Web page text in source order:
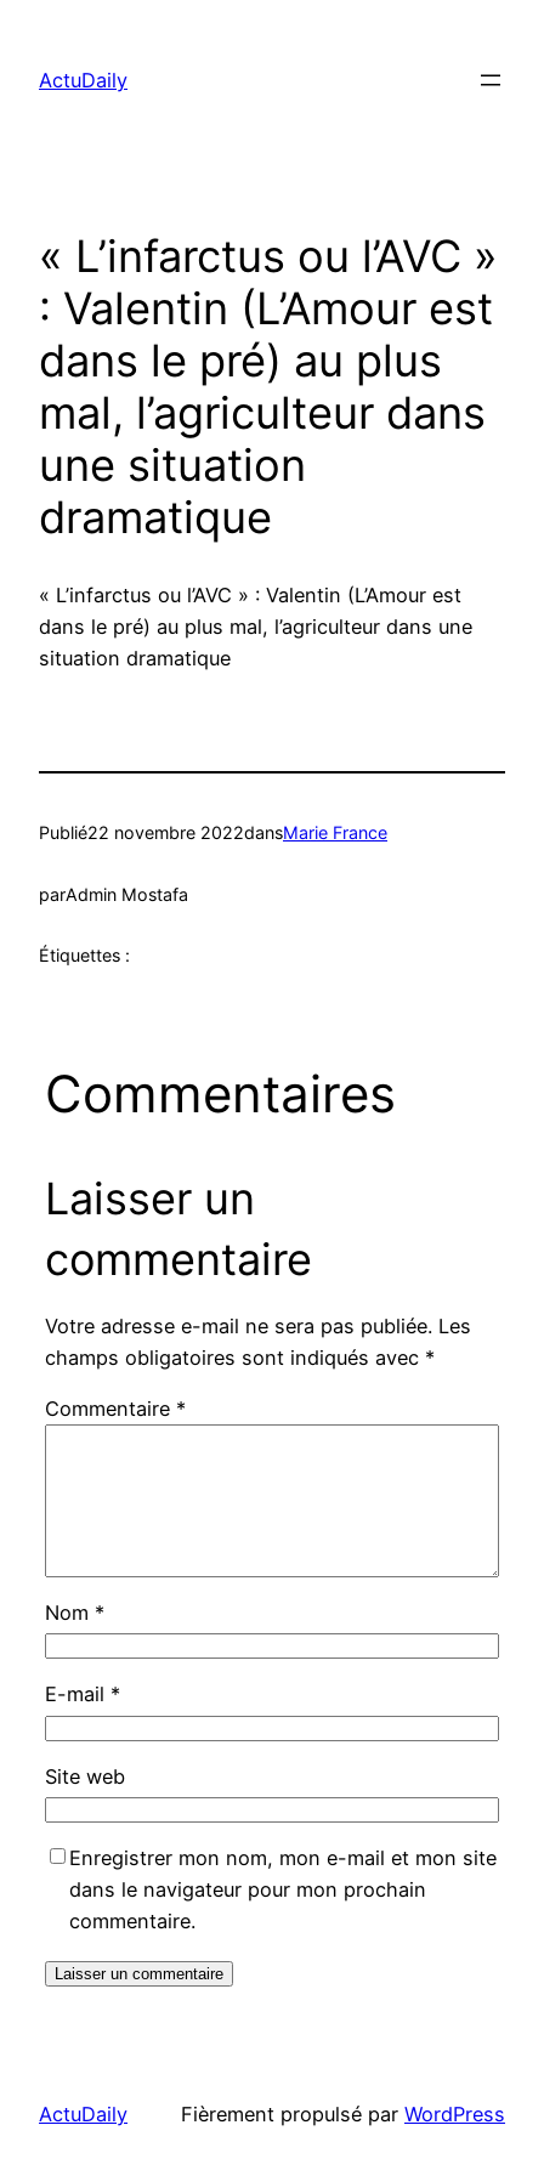
contenu
ActuDaily
« L’infarctus ou l’AVC »
: Valentin (L’Amour est
dans le pré) au plus
mal, l’agriculteur dans
une situation
dramatique
« L’infarctus ou l’AVC » : Valentin (L’Amour est
dans le pré) au plus mal, l’agriculteur dans une
situation dramatique
Publié22 novembre 2022dansMarie France
parAdmin Mostafa
Étiquettes :
Commentaires
Laisser un
commentaire
Votre adresse e-mail ne sera pas publiée. Les
champs obligatoires sont indiqués avec *
Commentaire *
Nom *
E-mail *
Site web
Enregistrer mon nom, mon e-mail et mon site
dans le navigateur pour mon prochain
commentaire.
ActuDaily Fièrement propulsé par WordPress